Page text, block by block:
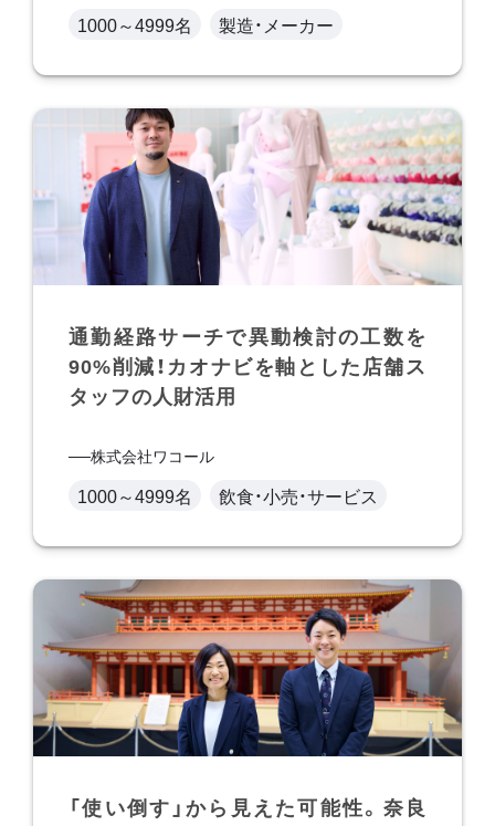
1000～4999名 製造・メーカー
通勤経路サーチで異動検討の工数を
90%削減！カオナビを軸とした店舗ス
タッフの人財活用
株式会社ワコール
1000～4999名 飲食・小売・サービス
「使い倒す」から見えた可能性。奈良